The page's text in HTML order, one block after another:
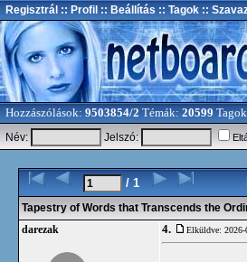
Regisztrál :: Profil :: Beállítás :: Tagok ::
Hozzászólások: 9503854/2 Témák: 20599
Név:
Jelszó:
/ 1
Tapestry of Words that Transcends the
darezak 4. Elküldve: 2026-